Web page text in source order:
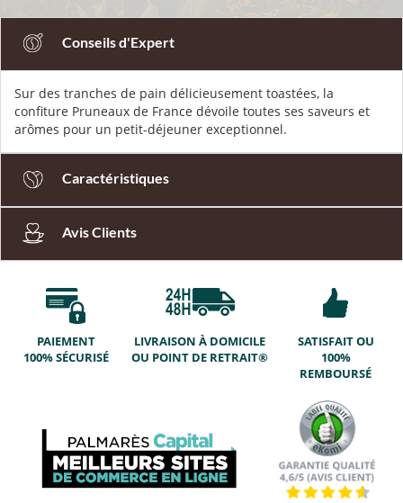
Conseils d'Expert
Sur des tranches de pain délicieusement toastées, la
confiture Pruneaux de France dévoile toutes ses saveurs et
arômes pour un petit-déjeuner exceptionnel.
Caractéristiques
Avis Clients
PAIEMENT
100% SÉCURISÉ
LIVRAISON À DOMICILE
OU POINT DE RETRAIT®
SATISFAIT OU
100%
REMBOURSÉ